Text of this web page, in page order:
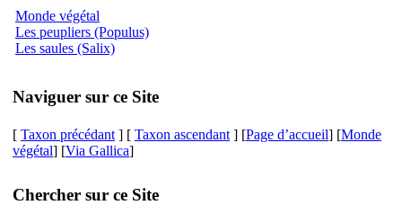
Monde végétal
Les peupliers (Populus)
Les saules (Salix)
Naviguer sur ce Site
[ Taxon précédant ] [ Taxon ascendant ] [Page d’accueil] [Monde
végétal] [Via Gallica]
Chercher sur ce Site